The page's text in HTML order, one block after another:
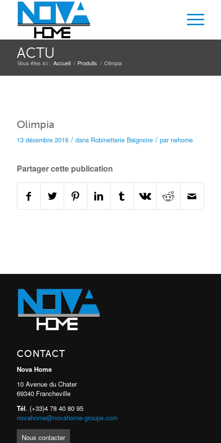
ACTU
Vous êtes ici : Accueil / Produits / Olimpia
Olimpia
13 décembre 2016 / dans Robinetterie Baignoire / par nehome
Partager cette publication
CONTACT
Nova Home
10 Avenue du Chater
69340 Francheville
Tél. (+33)4 78 40 80 95
novahome@novahome-groupe.com
Nous contacter